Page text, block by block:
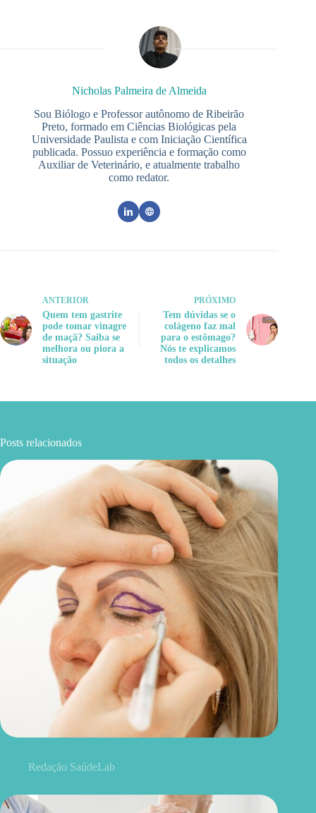
Nicholas Palmeira de Almeida
Sou Biólogo e Professor autônomo de Ribeirão
Preto, formado em Ciências Biológicas pela
Universidade Paulista e com Iniciação Científica
publicada. Possuo experiência e formação como
Auxiliar de Veterinário, e atualmente trabalho
como redator.
ANTERIOR
Quem tem gastrite
pode tomar vinagre
de maçã? Saiba se
melhora ou piora a
situação
PRÓXIMO
Tem dúvidas se o
colágeno faz mal
para o estômago?
Nós te explicamos
todos os detalhes
Posts relacionados
Redação SaúdeLab